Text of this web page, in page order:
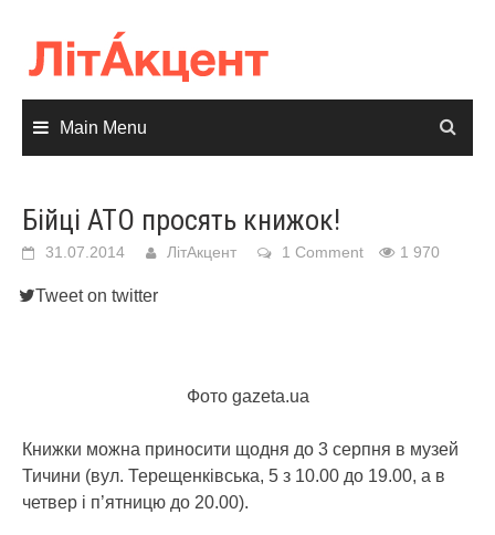
content
Main Menu
Бійці АТО просять книжок!
31.07.2014 ЛітАкцент 1 Comment 1 970
Tweet on twitter
Фото gazeta.ua
Книжки можна приносити щодня до 3 серпня в музей
Тичини (вул. Терещенківська, 5 з 10.00 до 19.00, а в
четвер і п’ятницю до 20.00).